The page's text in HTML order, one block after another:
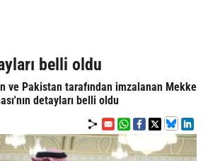
belli oldu
ve Pakistan tarafından imzalanan Mekke
detayları belli oldu